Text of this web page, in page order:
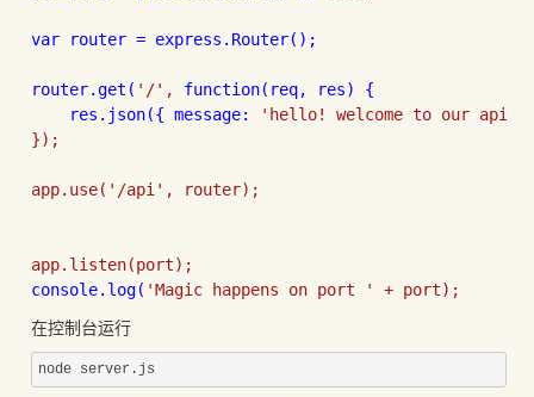
var router = express.Router();
router.get( '/', function(req, res) {
    res.json({ message:
'hello! welcome to our
});
app.use( '/api', router);
console.log( 'Magic happens on port ' + port);
在控制台运行
node server.js